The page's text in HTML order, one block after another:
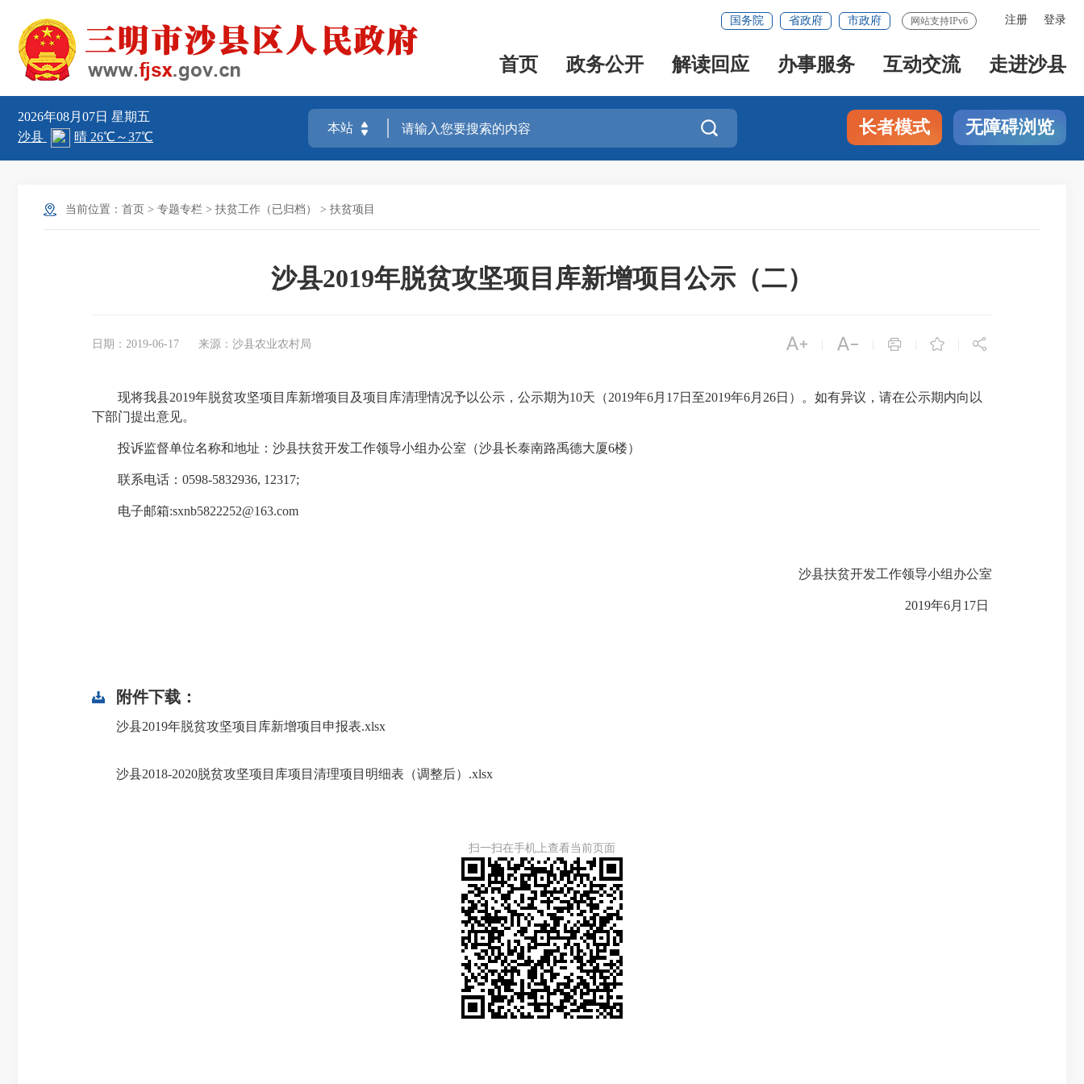
注册 登录
国务院 省政府 市政府 网站支持IPv6
首页 政务公开 解读回应 办事服务 互动交流 走进沙县
2026年08月07日 星期五
 长者模式 无障碍浏览
当前位置： 首页 > 专题专栏 > 扶贫工作（已归档） > 扶贫项目
沙县2019年脱贫攻坚项目库新增项目公示（二）
日期：2019-06-17 来源：沙县农业农村局     
现将我县2019年脱贫攻坚项目库新增项目及项目库清理情况予以公示，公示期为10天（2019年6月17日至2019年6月26日）。如有异议，请在公示期内向以
下部门提出意见。
投诉监督单位名称和地址：沙县扶贫开发工作领导小组办公室（沙县长泰南路禹德大厦6楼）
联系电话：0598-5832936, 12317;
电子邮箱:sxnb5822252@163.com
沙县扶贫开发工作领导小组办公室
2019年6月17日
附件下载：
沙县2019年脱贫攻坚项目库新增项目申报表.xlsx
沙县2018-2020脱贫攻坚项目库项目清理项目明细表（调整后）.xlsx
扫一扫在手机上查看当前页面